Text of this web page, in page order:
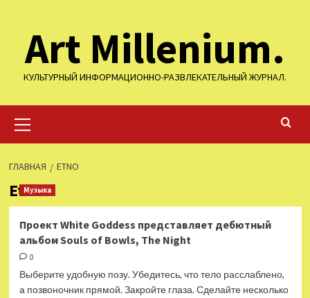
содержимому
Art Millenium.
КУЛЬТУРНЫЙ ИНФОРМАЦИОННО-РАЗВЛЕКАТЕЛЬНЫЙ ЖУРНАЛ.
меню
ГЛАВНАЯ ETNO
Etno
Музыка
Проект White Goddess представляет дебютный
альбом Souls of Bowls, The Night
0
Выберите удобную позу. Убедитесь, что тело расслаблено,
а позвоночник прямой. Закройте глаза. Сделайте несколько